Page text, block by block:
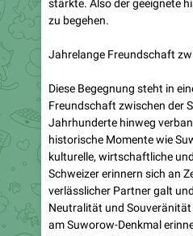
Jahrelange Freundschaft
Diese Begegnung steht in
Jahrhunderte hinweg
historische Momente wie
kulturelle, wirtschaftliche
Schweizer erinnern sich an
verlässlicher Partner galt
Neutralität und Souveränität
am Suworow-Denkmal
Freundschaft trotz aller
Gegenwart weiterlebt.